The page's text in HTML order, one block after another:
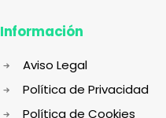
Información
Aviso Legal
Política de Privacidad
Política de Cookies